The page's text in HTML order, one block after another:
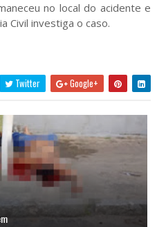
no local do acidente e
Civil investiga o caso.
Twitter Google+